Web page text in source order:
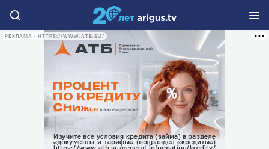
РЕКЛАМА • HTTPS://WWW.ATB.SU/